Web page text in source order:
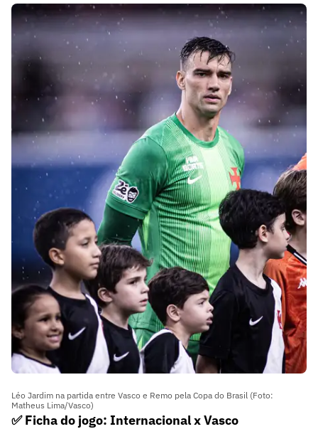
Léo Jardim na partida entre Vasco e Remo pela Copa do Brasil (Foto:
Matheus Lima/Vasco)
✅ Ficha do jogo: Internacional x Vasco